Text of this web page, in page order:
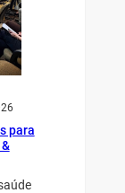
para